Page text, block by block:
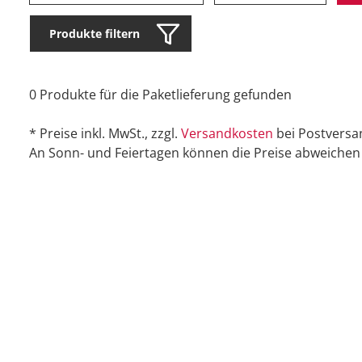
Produkte filtern
0 Produkte für die Paketlieferung gefunden
* Preise inkl. MwSt., zzgl. Versandkosten bei
An Sonn- und Feiertagen können die Preise abweichen